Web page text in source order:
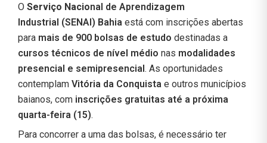
O Serviço Nacional de Aprendizagem
Industrial (SENAI) Bahia está com inscrições abertas
para mais de 900 bolsas de estudo destinadas a
cursos técnicos de nível médio nas modalidades
presencial e semipresencial. As oportunidades
contemplam Vitória da Conquista e outros municípios
baianos, com inscrições gratuitas até a próxima
quarta-feira (15).
Para concorrer a uma das bolsas, é necessário ter